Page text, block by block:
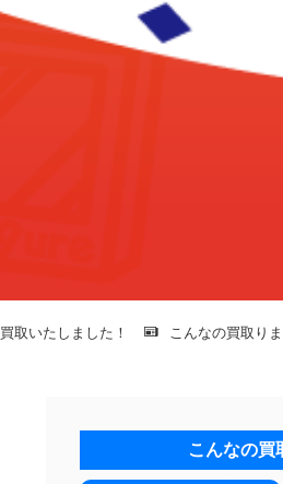
買取いたしました！ こんなの買取り
こんなの買